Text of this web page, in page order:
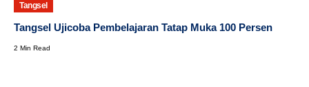
Tangsel
Tangsel Ujicoba Pembelajaran Tatap Muka 100 Persen
2 Min Read